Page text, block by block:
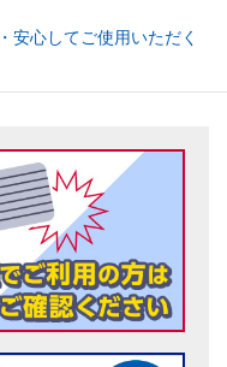
安心してご使用いただく